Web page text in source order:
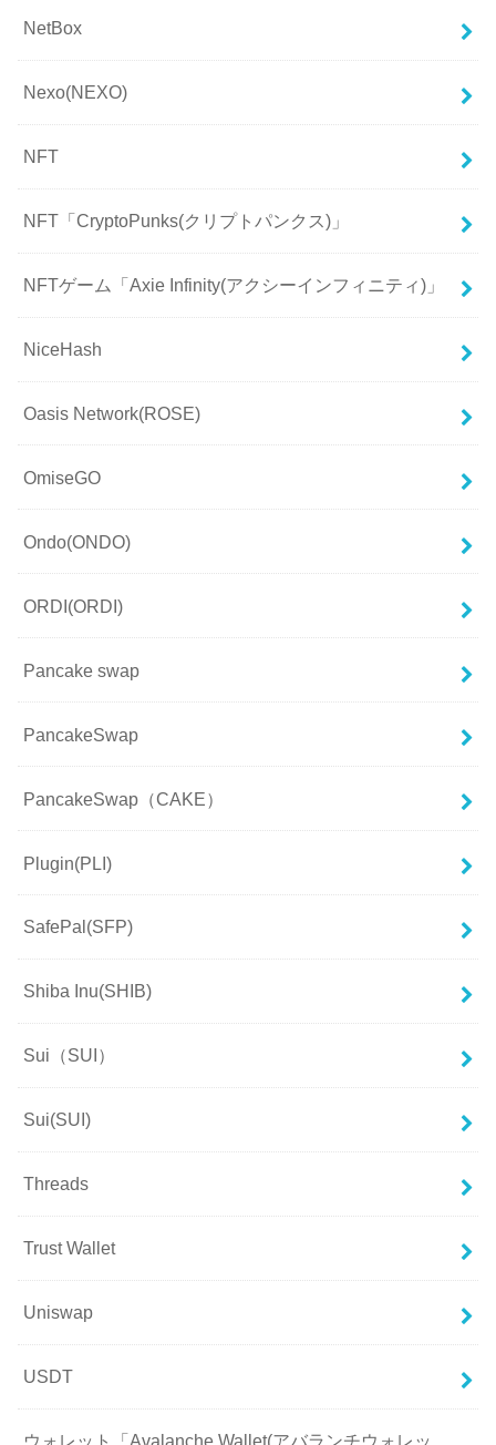
NetBox
Nexo(NEXO)
NFT
NFT「CryptoPunks(クリプトパンクス)」
NFTゲーム「Axie Infinity(アクシーインフィニティ)」
NiceHash
Oasis Network(ROSE)
OmiseGO
Ondo(ONDO)
ORDI(ORDI)
Pancake swap
PancakeSwap
PancakeSwap（CAKE）
Plugin(PLI)
SafePal(SFP)
Shiba Inu(SHIB)
Sui（SUI）
Sui(SUI)
Threads
Trust Wallet
Uniswap
USDT
ウォレット「Avalanche Wallet(アバランチウォレッ